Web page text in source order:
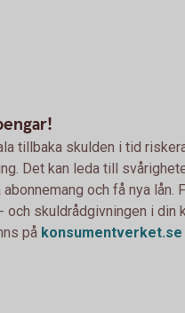
tillbaka skulden i tid
Det kan leda till
och få nya lån.
skuldrådgivningen i din
på konsumentverket.se